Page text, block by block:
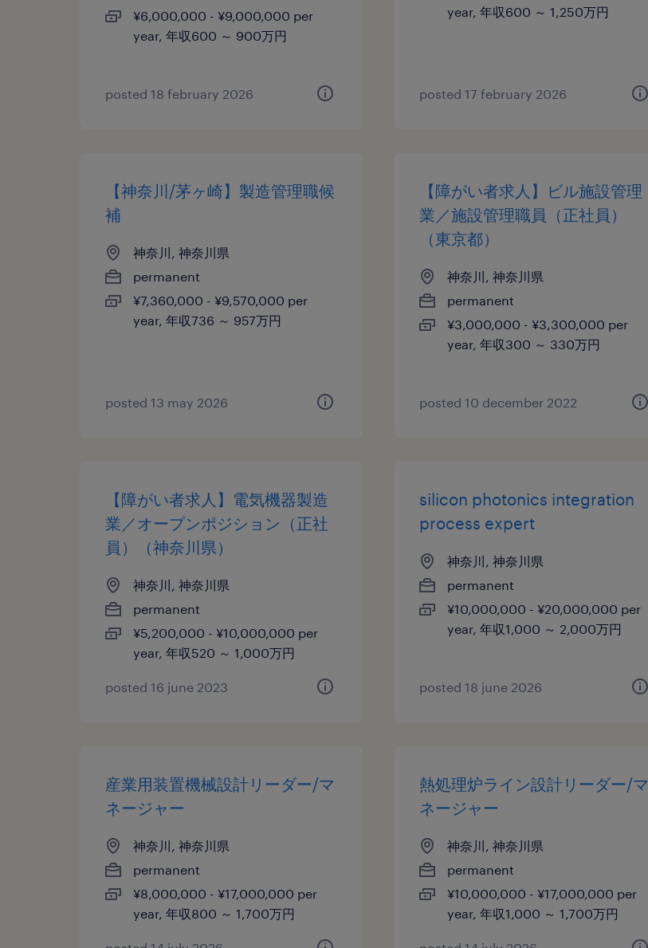
¥6,000,000 - ¥9,000,000 per
year, 年収600 ～ 900万円
posted 18 february 2026
year, 年収600 ～ 1,250万円
posted 17 february 2026
【神奈川/茅ヶ崎】製造管理職候
補
神奈川, 神奈川県
permanent
¥7,360,000 - ¥9,570,000 per
year, 年収736 ～ 957万円
posted 13 may 2026
【障がい者求人】ビル施設管理
業／施設管理職員（正社員）
（東京都）
神奈川, 神奈川県
permanent
¥3,000,000 - ¥3,300,000 per
year, 年収300 ～ 330万円
posted 10 december 2022
【障がい者求人】電気機器製造
業／オープンポジション（正社
員）（神奈川県）
神奈川, 神奈川県
permanent
¥5,200,000 - ¥10,000,000 per
year, 年収520 ～ 1,000万円
posted 16 june 2023
silicon photonics integration
process expert
神奈川, 神奈川県
permanent
¥10,000,000 - ¥20,000,000 per
year, 年収1,000 ～ 2,000万円
posted 18 june 2026
産業用装置機械設計リーダー/マ
ネージャー
神奈川, 神奈川県
permanent
¥8,000,000 - ¥17,000,000 per
year, 年収800 ～ 1,700万円
熱処理炉ライン設計リーダー/マ
ネージャー
神奈川, 神奈川県
permanent
¥10,000,000 - ¥17,000,000 per
year, 年収1,000 ～ 1,700万円